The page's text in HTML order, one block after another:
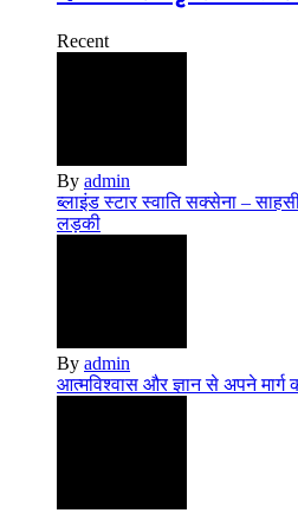
Recent
By admin
ब्लाइंड स्टार स्वाति सक्सेना –
लड़की
By admin
आत्मविश्वास और ज्ञान से अपने